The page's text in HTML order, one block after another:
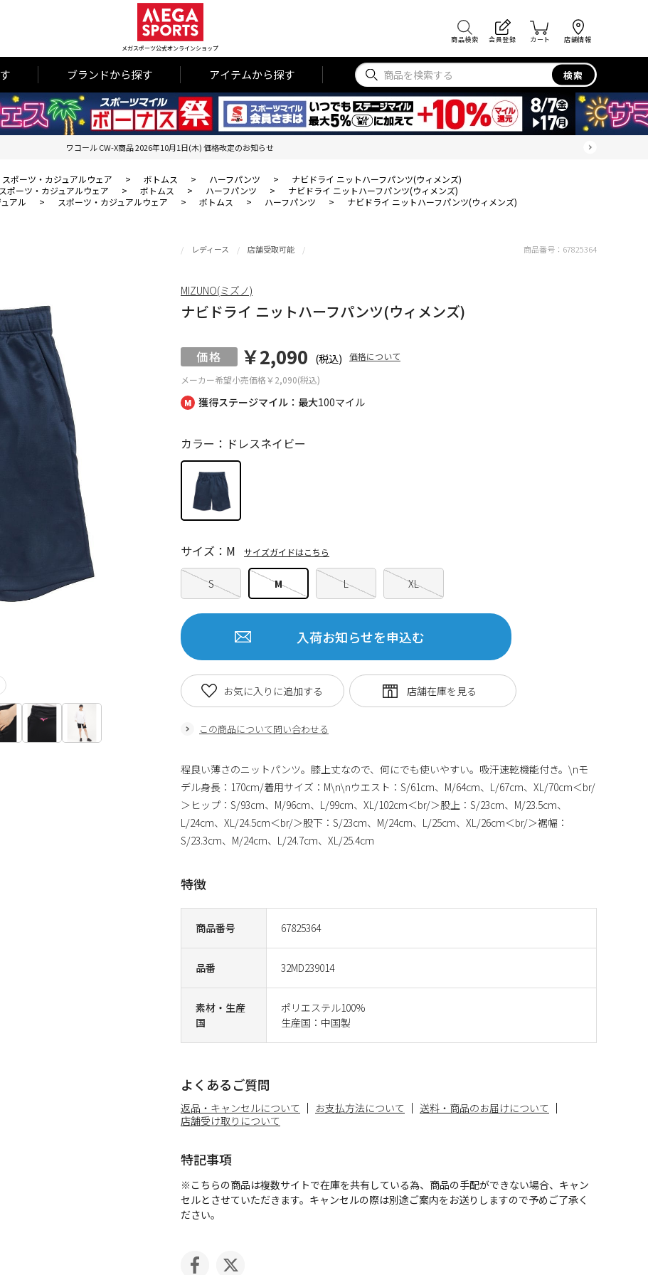
メガスポーツ公式オンラインショップ
商品検索 会員登録 カート 店舗情報
ブランドから探す アイテムから探す 検索
ワコール CW-X商品 2026年10月1日(木) 価格改定のお知らせ
スポーツ・カジュアルウェア > ボトムス > ハーフパンツ >
ナビドライ ニットハーフパンツ(ウィメンズ)
スポーツ・カジュアルウェア > ボトムス > ハーフパンツ >
ナビドライ ニットハーフパンツ(ウィメンズ)
アル > スポーツ・カジュアルウェア > ボトムス > ハーフパンツ > ナビドライ ニットハーフパンツ(ウィメンズ)
獲得ステージマイル：最大100マイル
レディース 店舗受取可能
ナビドライ ニットハーフパンツ(ウィメンズ)
メーカー希望小売価格￥2,090(税込)
￥2,090 (税込) 価格について
商品番号 67825364
品番 32MD239014
素材・生産
国
ポリエステル100%
生産国：中国製
カラー：ドレスネイビー
S M L XL
サイズ：M サイズガイドはこちら
入荷お知らせを申込む
この商品について問い合わせる
お気に入りに追加する
商品番号： 67825364
MIZUNO(ミズノ)
程良い薄さのニットパンツ。膝上丈なので、何にでも使いやすい。吸汗速乾機能付き。\nモ
デル身長：170cm/着用サイズ：M\n\nウエスト：S/61cm、M/64cm、L/67cm、XL/70cm＜br/
＞ヒップ：S/93cm、M/96cm、L/99cm、XL/102cm＜br/＞股上：S/23cm、M/23.5cm、
L/24cm、XL/24.5cm＜br/＞股下：S/23cm、M/24cm、L/25cm、XL/26cm＜br/＞裾幅：
S/23.3cm、M/24cm、L/24.7cm、XL/25.4cm
特徴
よくあるご質問
返品・キャンセルについて お支払方法について
送料・商品のお届けについて
店舗受け取りについて
特記事項
※こちらの商品は複数サイトで在庫を共有している為、商品の手配ができない場合、キャン
セルとさせていただきます。キャンセルの際は別途ご案内をお送りしますので予めご了承く
ださい。